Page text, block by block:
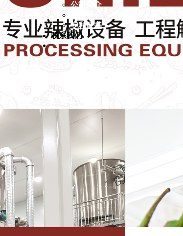
公司简介
专利证书
联系我们